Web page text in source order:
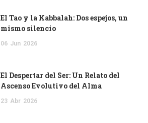
El Tao y la Kabbalah: Dos espejos, un
mismo silencio
06 Jun 2026
El Despertar del Ser: Un Relato del
Ascenso Evolutivo del Alma
23 Abr 2026